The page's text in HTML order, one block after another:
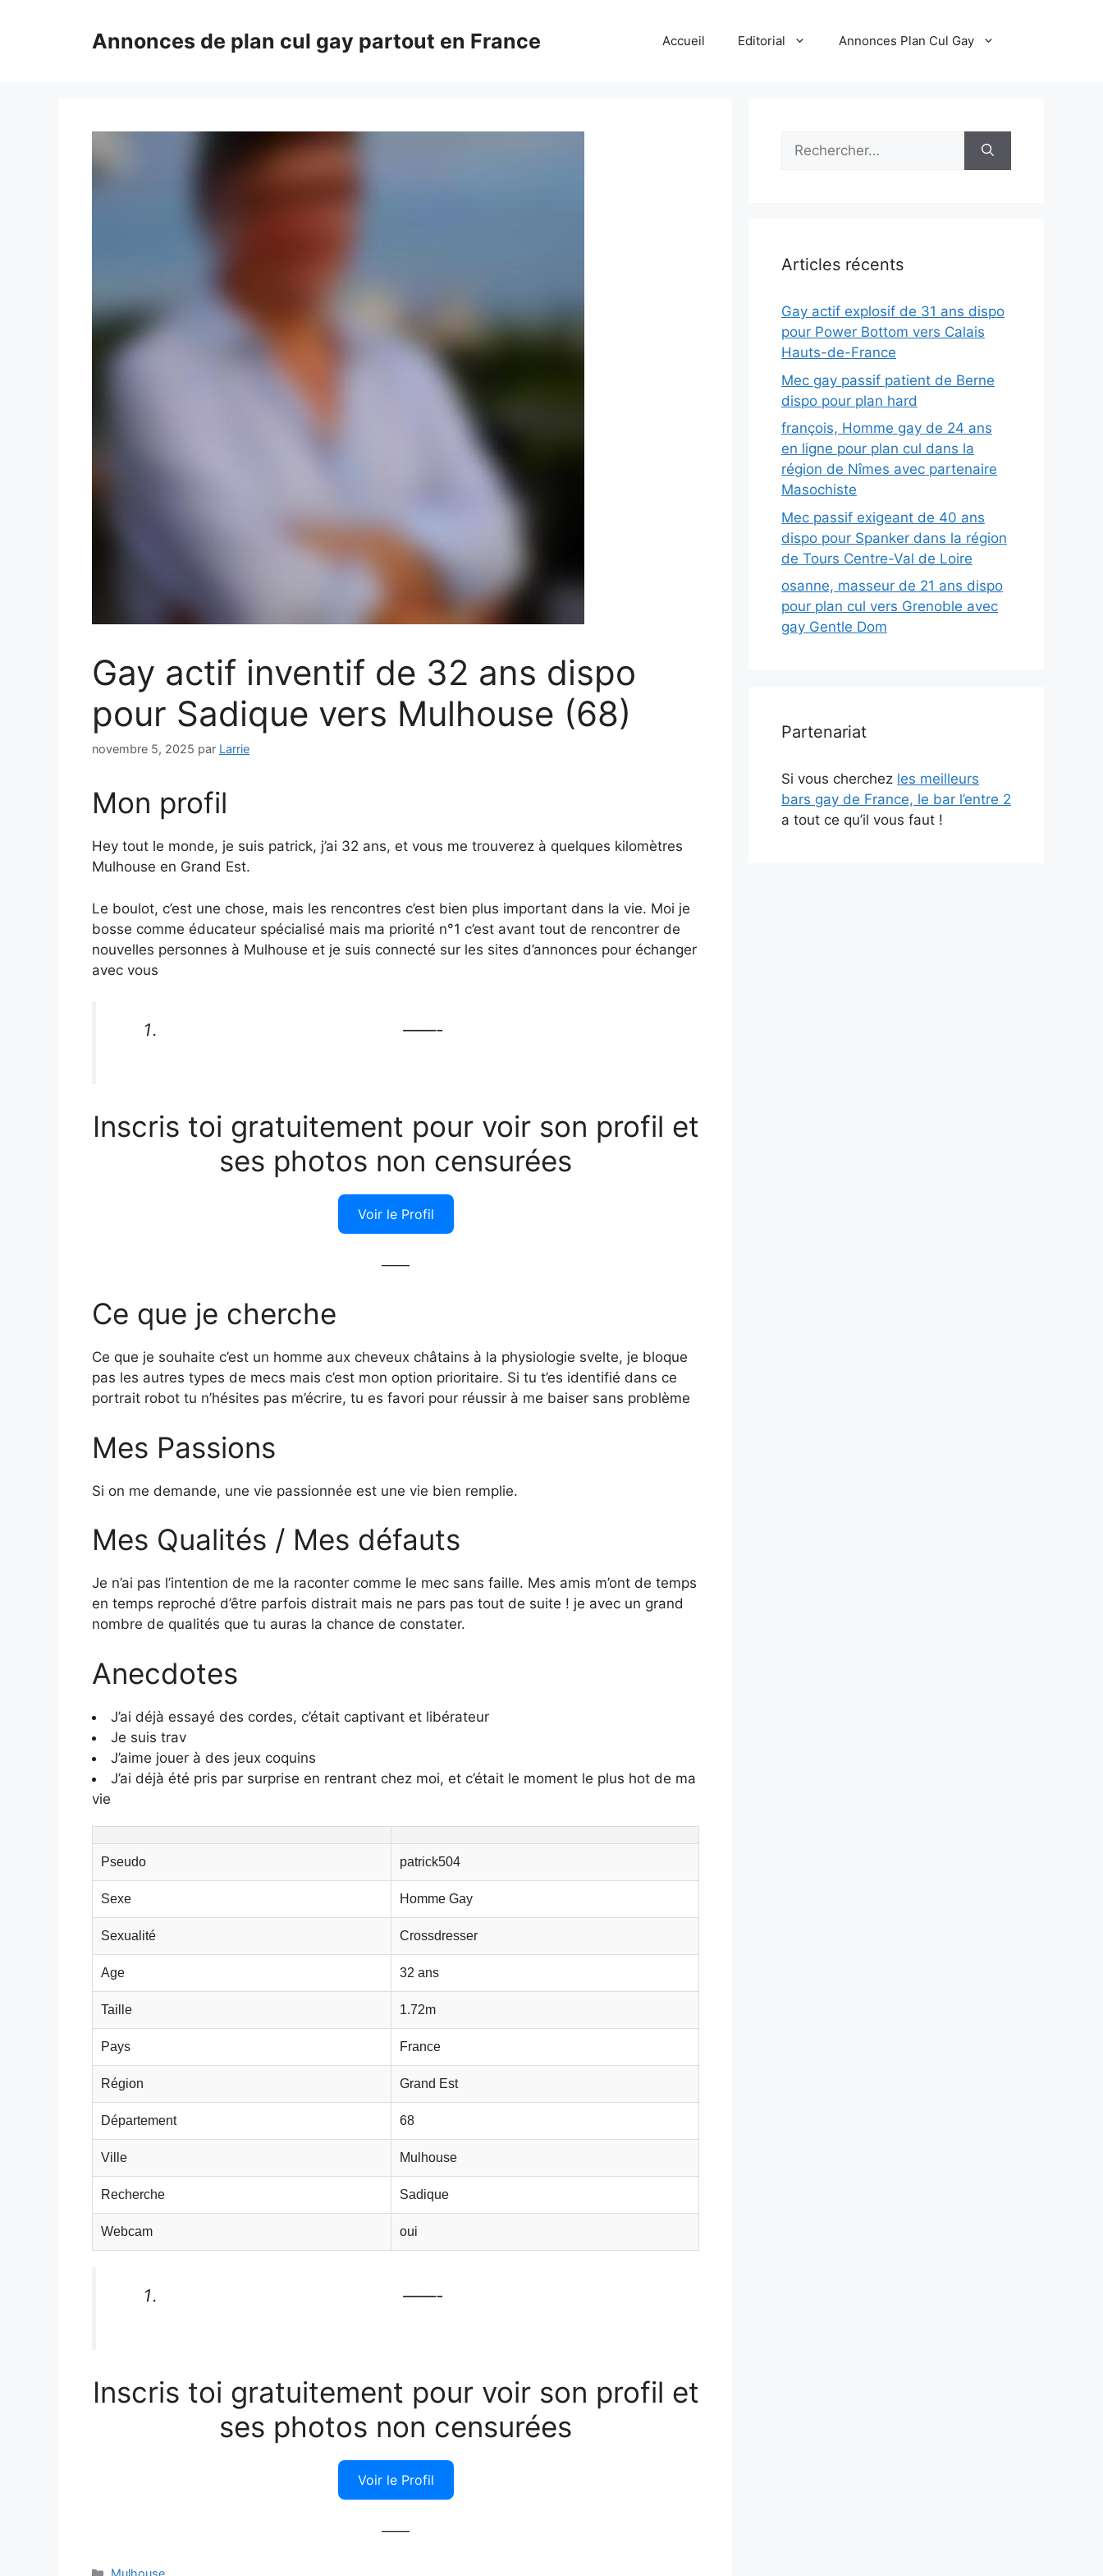
Annonces de plan cul gay partout en France Accueil Editorial Annonces Plan Cul Gay
Gay actif inventif de 32 ans dispo
pour Sadique vers Mulhouse (68)
novembre 5, 2025 par Larrie
Mon profil
Hey tout le monde, je suis patrick, j’ai 32 ans, et vous me trouverez à quelques kilomètres
Mulhouse en Grand Est.
Le boulot, c’est une chose, mais les rencontres c’est bien plus important dans la vie. Moi je
bosse comme éducateur spécialisé mais ma priorité n°1 c’est avant tout de rencontrer de
nouvelles personnes à Mulhouse et je suis connecté sur les sites d’annonces pour échanger
avec vous
——-
Inscris toi gratuitement pour voir son profil et
ses photos non censurées
Voir le Profil
——
Ce que je cherche
Ce que je souhaite c’est un homme aux cheveux châtains à la physiologie svelte, je bloque
pas les autres types de mecs mais c’est mon option prioritaire. Si tu t’es identifié dans ce
portrait robot tu n’hésites pas m’écrire, tu es favori pour réussir à me baiser sans problème
Mes Passions
Si on me demande, une vie passionnée est une vie bien remplie.
Mes Qualités / Mes défauts
Je n’ai pas l’intention de me la raconter comme le mec sans faille. Mes amis m’ont de temps
en temps reproché d’être parfois distrait mais ne pars pas tout de suite ! je avec un grand
nombre de qualités que tu auras la chance de constater.
Anecdotes
J’ai déjà essayé des cordes, c’était captivant et libérateur
Je suis trav
J’aime jouer à des jeux coquins
J’ai déjà été pris par surprise en rentrant chez moi, et c’était le moment le plus hot de ma
vie
Pseudo patrick504
Sexe Homme Gay
Sexualité Crossdresser
Age 32 ans
Taille 1.72m
Pays France
Région Grand Est
Département 68
Ville Mulhouse
Recherche Sadique
Webcam oui
——-
Inscris toi gratuitement pour voir son profil et
ses photos non censurées
Voir le Profil
——
Catégories
Rechercher :
Articles récents
Gay actif explosif de 31 ans dispo
pour Power Bottom vers Calais
Hauts-de-France
Mec gay passif patient de Berne
dispo pour plan hard
françois, Homme gay de 24 ans
en ligne pour plan cul dans la
région de Nîmes avec partenaire
Masochiste
Mec passif exigeant de 40 ans
dispo pour Spanker dans la région
de Tours Centre-Val de Loire
osanne, masseur de 21 ans dispo
pour plan cul vers Grenoble avec
gay Gentle Dom
Partenariat
Si vous cherchez les meilleurs
bars gay de France, le bar l’entre 2
a tout ce qu’il vous faut !